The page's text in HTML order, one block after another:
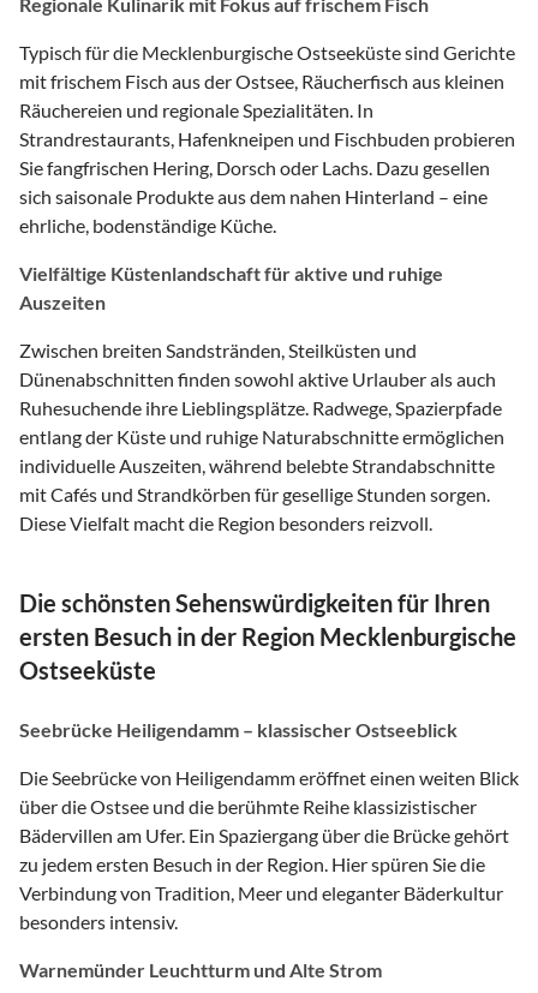
Typisch für die Mecklenburgische Ostseeküste sind Gerichte
mit frischem Fisch aus der Ostsee, Räucherfisch aus kleinen
Räuchereien und regionale Spezialitäten. In
Strandrestaurants, Hafenkneipen und Fischbuden probieren
Sie fangfrischen Hering, Dorsch oder Lachs. Dazu gesellen
sich saisonale Produkte aus dem nahen Hinterland – eine
ehrliche, bodenständige Küche.
Vielfältige Küstenlandschaft für aktive und ruhige
Auszeiten
Zwischen breiten Sandstränden, Steilküsten und
Dünenabschnitten finden sowohl aktive Urlauber als auch
Ruhesuchende ihre Lieblingsplätze. Radwege, Spazierpfade
entlang der Küste und ruhige Naturabschnitte ermöglichen
individuelle Auszeiten, während belebte Strandabschnitte
mit Cafés und Strandkörben für gesellige Stunden sorgen.
Diese Vielfalt macht die Region besonders reizvoll.
Die schönsten Sehenswürdigkeiten für Ihren
ersten Besuch in der Region Mecklenburgische
Ostseeküste
Seebrücke Heiligendamm – klassischer Ostseeblick
Die Seebrücke von Heiligendamm eröffnet einen weiten Blick
über die Ostsee und die berühmte Reihe klassizistischer
Bädervillen am Ufer. Ein Spaziergang über die Brücke gehört
zu jedem ersten Besuch in der Region. Hier spüren Sie die
Verbindung von Tradition, Meer und eleganter Bäderkultur
besonders intensiv.
Warnemünder Leuchtturm und Alte Strom